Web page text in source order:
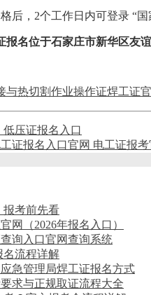
后，2个工作日内可登录 “
名位于石家庄市新华区友
与热切割作业操作证焊工证
压证报名入口
证报名入口官网 电工证报考
报考前先看
网（2026年报名入口）
询入口官网查询系统
名流程详解
急管理局焊工证报名方式
求与正规取证流程大全